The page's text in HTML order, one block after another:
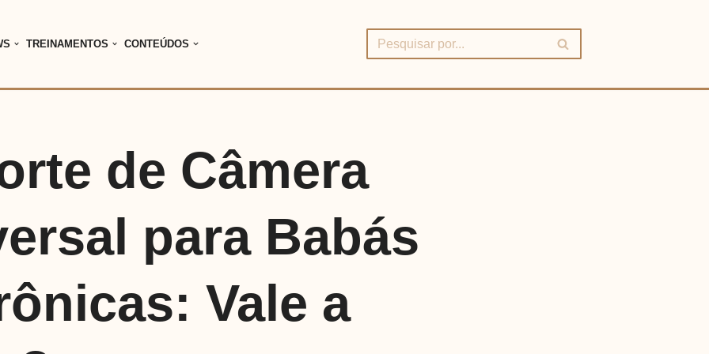
TREINAMENTOS CONTEÚDOS
de Câmera
para Babás
Vale a